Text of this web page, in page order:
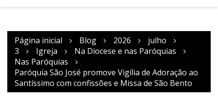
Página inicial Blog 2026
julho
3
Igreja
Na Diocese e nas Paróquias
Nas Paróquias
Paróquia São José promove Vigília de Adoração ao
Santíssimo com confissões e Missa de São Bento